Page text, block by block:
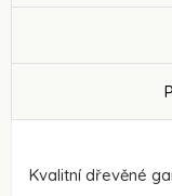
Kvalitní dřevěné